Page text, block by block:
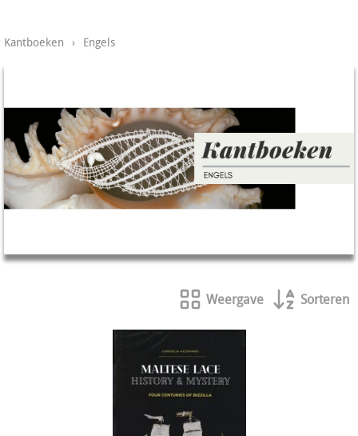
Kantboeken › Engels
Weergave Sorteren